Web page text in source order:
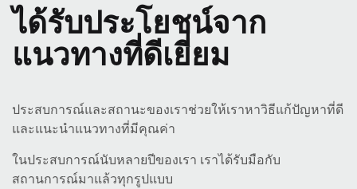
ได้รับประโยชน์จาก
แนวทางที่ดีเยี่ยม
ประสบการณ์และสถานะของเราช่วยให้เราหาวิธีแก้ปัญหาที่ดี
และแนะนำแนวทางที่มีคุณค่า
ในประสบการณ์นับหลายปีของเรา เราได้รับมือกับ
สถานการณ์มาแล้วทุกรูปแบบ